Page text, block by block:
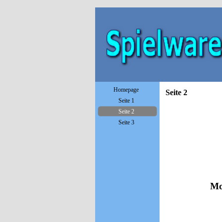
Homepage
Seite 1
Seite 2
Seite 3
Seite 2